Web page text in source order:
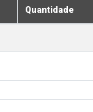
Quantidade